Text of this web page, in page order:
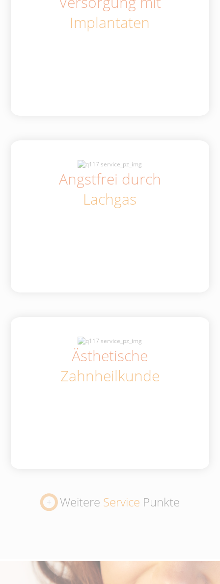
Implantaten
Angstfrei durch
Lachgas
Ästhetische
Zahnheilkunde
Weitere Service Punkte